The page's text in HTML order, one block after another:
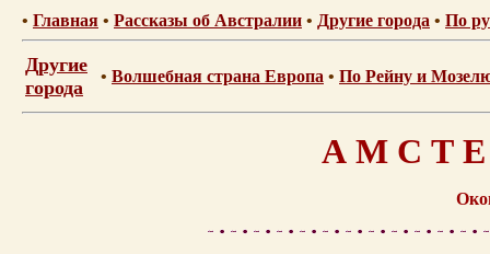
• Главная • Рассказы об Австралии • Другие города • По
Другие
города
• Волшебная страна Европа • По Рейну и
А М С Т Е